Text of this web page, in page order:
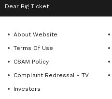
Dear Big Ticket
About Website
Terms Of Use
CSAM Policy
Complaint Redressal - TV
Investors